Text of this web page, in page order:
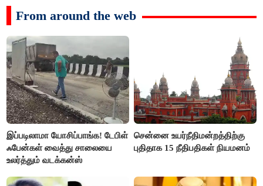
From around the web
இப்படிலாமா யோசிப்பாங்க! டேபிள்
ஃபேன்கள் வைத்து சாலையை
உலர்த்தும் வடக்கன்ஸ்
சென்னை உயர்நீதிமன்றத்திற்கு
புதிதாக 15 நீதிபதிகள் நியமனம்